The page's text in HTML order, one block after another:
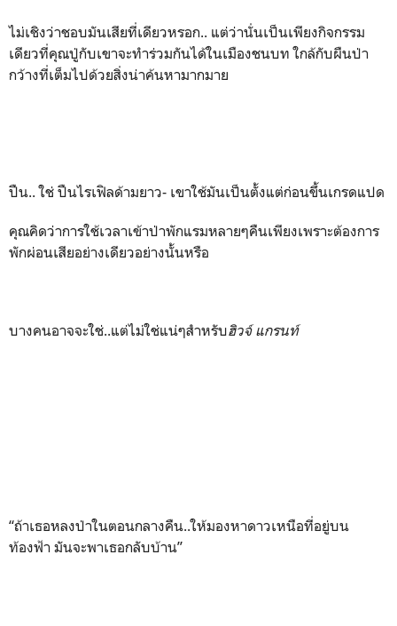
ไม่เชิงว่าชอบมันเสียที่เดียวหรอก.. แต่ว่านั่นเป็นเพียงกิจกรรม
เดียวที่คุณปู่กับเขาจะทำร่วมกันได้ในเมืองชนบท ใกล้กับผืนป่า
กว้างที่เต็มไปด้วยสิ่งน่าค้นหามากมาย
ปืน.. ใช่ ปืนไรเฟิลด้ามยาว- เขาใช้มันเป็นตั้งแต่ก่อนขึ้นเกรดแปด
คุณคิดว่าการใช้เวลาเข้าป่าพักแรมหลายๆคืนเพียงเพราะต้องการ
พักผ่อนเสียอย่างเดียวอย่างนั้นหรือ
บางคนอาจจะใช่..แต่ไม่ใช่แน่ๆสำหรับฮิวจ์ แกรนท์
“ถ้าเธอหลงป่าในตอนกลางคืน..ให้มองหาดาวเหนือที่อยู่บน
ท้องฟ้า มันจะพาเธอกลับบ้าน”